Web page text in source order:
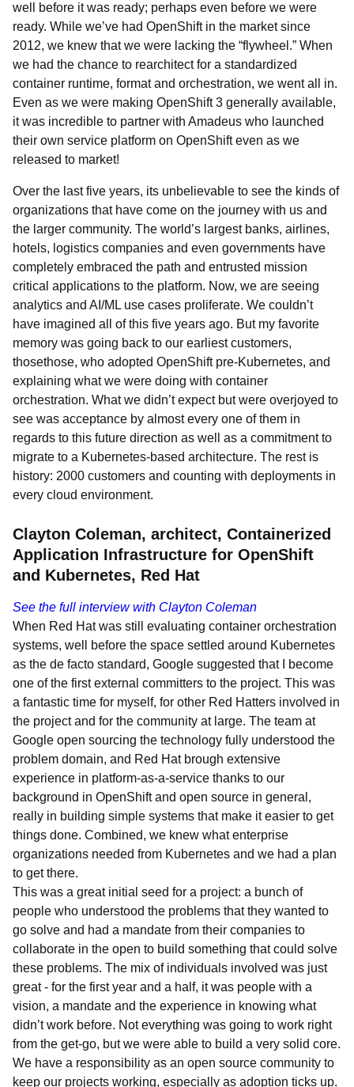
well before it was ready; perhaps even before we were
ready. While we’ve had OpenShift in the market since
2012, we knew that we were lacking the “flywheel.” When
we had the chance to rearchitect for a standardized
container runtime, format and orchestration, we went all in.
Even as we were making OpenShift 3 generally available,
it was incredible to partner with Amadeus who launched
their own service platform on OpenShift even as we
released to market!
Over the last five years, its unbelievable to see the kinds of
organizations that have come on the journey with us and
the larger community. The world’s largest banks, airlines,
hotels, logistics companies and even governments have
completely embraced the path and entrusted mission
critical applications to the platform. Now, we are seeing
analytics and AI/ML use cases proliferate. We couldn’t
have imagined all of this five years ago. But my favorite
memory was going back to our earliest customers,
thosethose, who adopted OpenShift pre-Kubernetes, and
explaining what we were doing with container
orchestration. What we didn’t expect but were overjoyed to
see was acceptance by almost every one of them in
regards to this future direction as well as a commitment to
migrate to a Kubernetes-based architecture. The rest is
history: 2000 customers and counting with deployments in
every cloud environment.
Clayton Coleman, architect, Containerized
Application Infrastructure for OpenShift
and Kubernetes, Red Hat
See the full interview with Clayton Coleman
When Red Hat was still evaluating container orchestration
systems, well before the space settled around Kubernetes
as the de facto standard, Google suggested that I become
one of the first external committers to the project. This was
a fantastic time for myself, for other Red Hatters involved in
the project and for the community at large. The team at
Google open sourcing the technology fully understood the
problem domain, and Red Hat brough extensive
experience in platform-as-a-service thanks to our
background in OpenShift and open source in general,
really in building simple systems that make it easier to get
things done. Combined, we knew what enterprise
organizations needed from Kubernetes and we had a plan
to get there.
This was a great initial seed for a project: a bunch of
people who understood the problems that they wanted to
go solve and had a mandate from their companies to
collaborate in the open to build something that could solve
these problems. The mix of individuals involved was just
great - for the first year and a half, it was people with a
vision, a mandate and the experience in knowing what
didn’t work before. Not everything was going to work right
from the get-go, but we were able to build a very solid core.
We have a responsibility as an open source community to
keep our projects working, especially as adoption ticks up.